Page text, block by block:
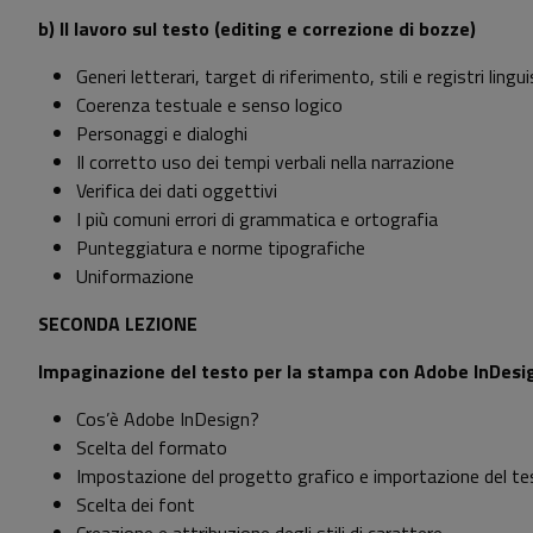
b) Il lavoro sul testo (editing e correzione di bozze)
Generi letterari, target di riferimento, stili e registri
Coerenza testuale e senso logico
Personaggi e dialoghi
Il corretto uso dei tempi verbali nella narrazione
Verifica dei dati oggettivi
I più comuni errori di grammatica e ortografia
Punteggiatura e norme tipografiche
Uniformazione
SECONDA LEZIONE
Impaginazione del testo per la stampa con Adobe
Cos’è Adobe InDesign?
Scelta del formato
Impostazione del progetto grafico e importazione del
Scelta dei font